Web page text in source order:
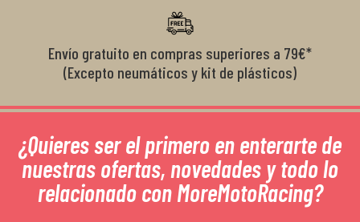
Envío gratuito en compras superiores a 79€*
(Excepto neumáticos y kit de plásticos)
¿Quieres ser el primero en enterarte de
nuestras ofertas, novedades y todo lo
relacionado con MoreMotoRacing?